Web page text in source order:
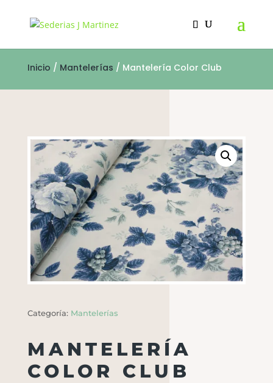
Inicio / Mantelerías / Mantelería Color Club
Categoría: Mantelerías
MANTELERÍA
COLOR CLUB